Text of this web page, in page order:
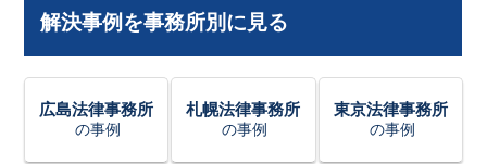
解決事例を事務所別に見る
広島法律事務所
の事例
札幌法律事務所
の事例
東京法律事務所
の事例